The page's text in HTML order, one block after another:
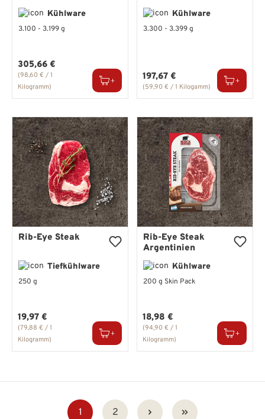
Kühlware
3.100 - 3.199 g
Regulärer Preis:
305,66 €
(98,60 € / 1
Kilogramm)
Kühlware
3.300 - 3.399 g
Regulärer Preis:
197,67 €
(59,90 € / 1 Kilogamm)
Rib-Eye Steak
Tiefkühlware
250 g
Regulärer Preis:
19,97 €
(79,88 € / 1
Kilogramm)
Rib-Eye Steak
Argentinien
Kühlware
200 g Skin Pack
Regulärer Preis:
18,98 €
(94,90 € / 1
Kilogramm)
Seite
1 Seite
2